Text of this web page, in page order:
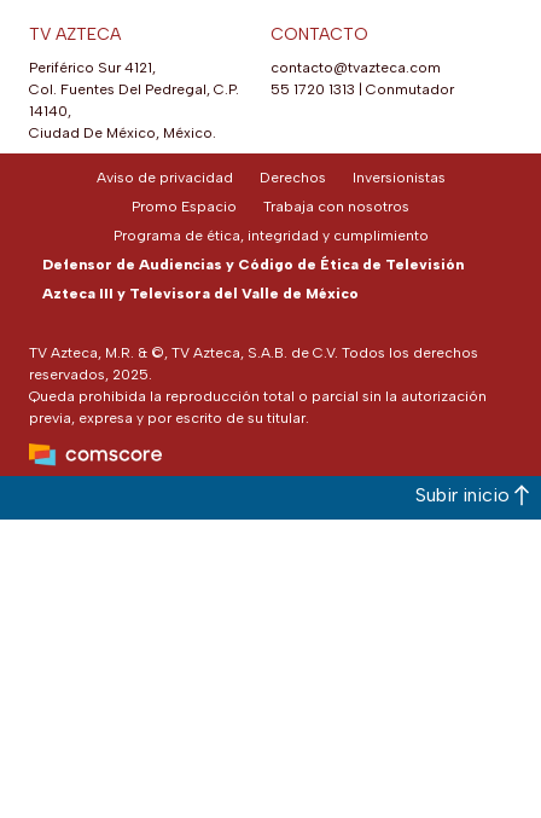
TV AZTECA
Periférico Sur 4121,
Col. Fuentes Del Pedregal, C.P.
14140,
Ciudad De México, México.
CONTACTO
contacto@tvazteca.com
55 1720 1313
Conmutador
TV Azteca, M.R. & ©, TV Azteca, S.A.B. de C.V. Todos los derechos
reservados, 2025.
Queda prohibida la reproducción total o parcial sin la autorización
previa, expresa y por escrito de su titular.
Aviso de privacidad Derechos
Inversionistas
Promo Espacio
Trabaja con nosotros
Programa de ética, integridad y cumplimiento
Defensor de Audiencias y Código de Ética de Televisión
Azteca III y Televisora del Valle de México
Subir inicio